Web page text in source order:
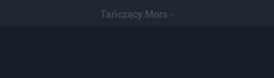
Tańczący Mors -